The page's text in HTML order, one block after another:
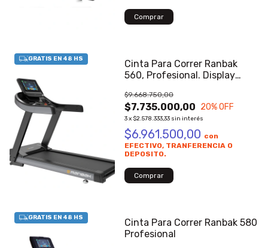
Cinta Para Correr Ranbak
560, Profesional. Display
$7.735.000,00
$9.668.750,00
20% OFF
3x $2.578.333,33 sin interés
$6.961.500,00 con
EFECTIVO, TRANFERENCIA O
DEPOSITO.
Cinta Para Correr Ranbak 580
Profesional